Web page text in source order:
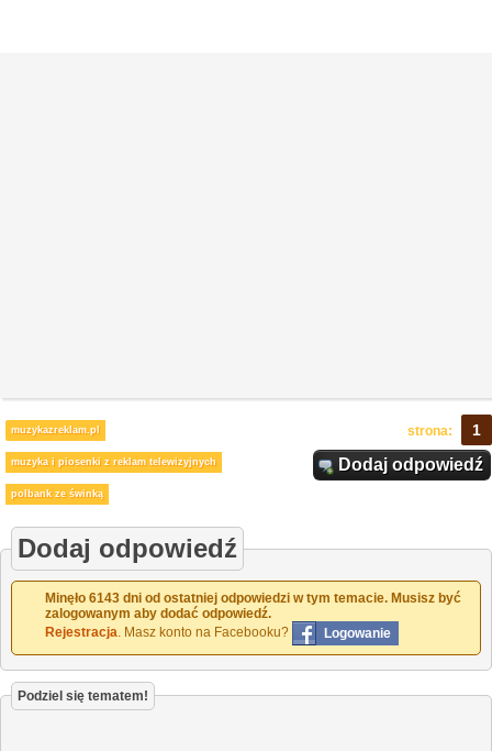
muzykazreklam.pl
muzyka i piosenki z reklam telewizyjnych
polbank ze świnką
strona: 1
Dodaj odpowiedź
Dodaj odpowiedź
Minęło 6143 dni od ostatniej odpowiedzi w tym temacie. Musisz być
zalogowanym aby dodać odpowiedź.
Rejestracja. Masz konto na Facebooku? Logowanie
Podziel się tematem!